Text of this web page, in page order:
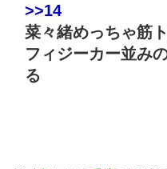
>>14
菜々緒めっちゃ筋
フィジーカー並み
る